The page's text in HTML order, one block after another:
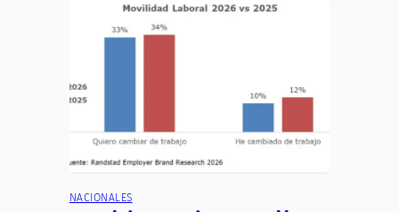
NACIONALES